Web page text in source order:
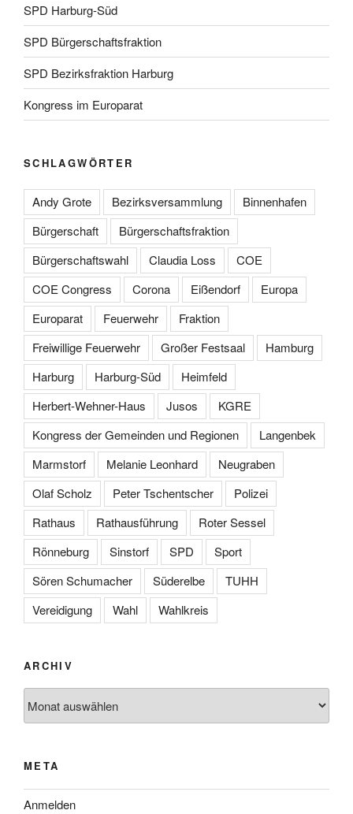
SPD Harburg-Süd
SPD Bürgerschaftsfraktion
SPD Bezirksfraktion Harburg
Kongress im Europarat
SCHLAGWÖRTER
Andy Grote Bezirksversammlung
Binnenhafen
Bürgerschaft
Bürgerschaftsfraktion
Bürgerschaftswahl
Claudia Loss
COE
COE Congress
Corona Eißendorf
Europa
Europarat
Feuerwehr
Fraktion
Freiwillige Feuerwehr
Großer Festsaal
Hamburg
Harburg
Harburg-Süd
Heimfeld
Herbert-Wehner-Haus
Jusos
KGRE
Kongress der Gemeinden und Regionen
Langenbek
Marmstorf
Melanie Leonhard
Neugraben
Olaf Scholz
Peter Tschentscher
Polizei
Rathaus
Rathausführung
Roter Sessel
Rönneburg
Sinstorf SPD
Sport
Sören Schumacher
Süderelbe
TUHH
Vereidigung
Wahl Wahlkreis
ARCHIV
META
Anmelden